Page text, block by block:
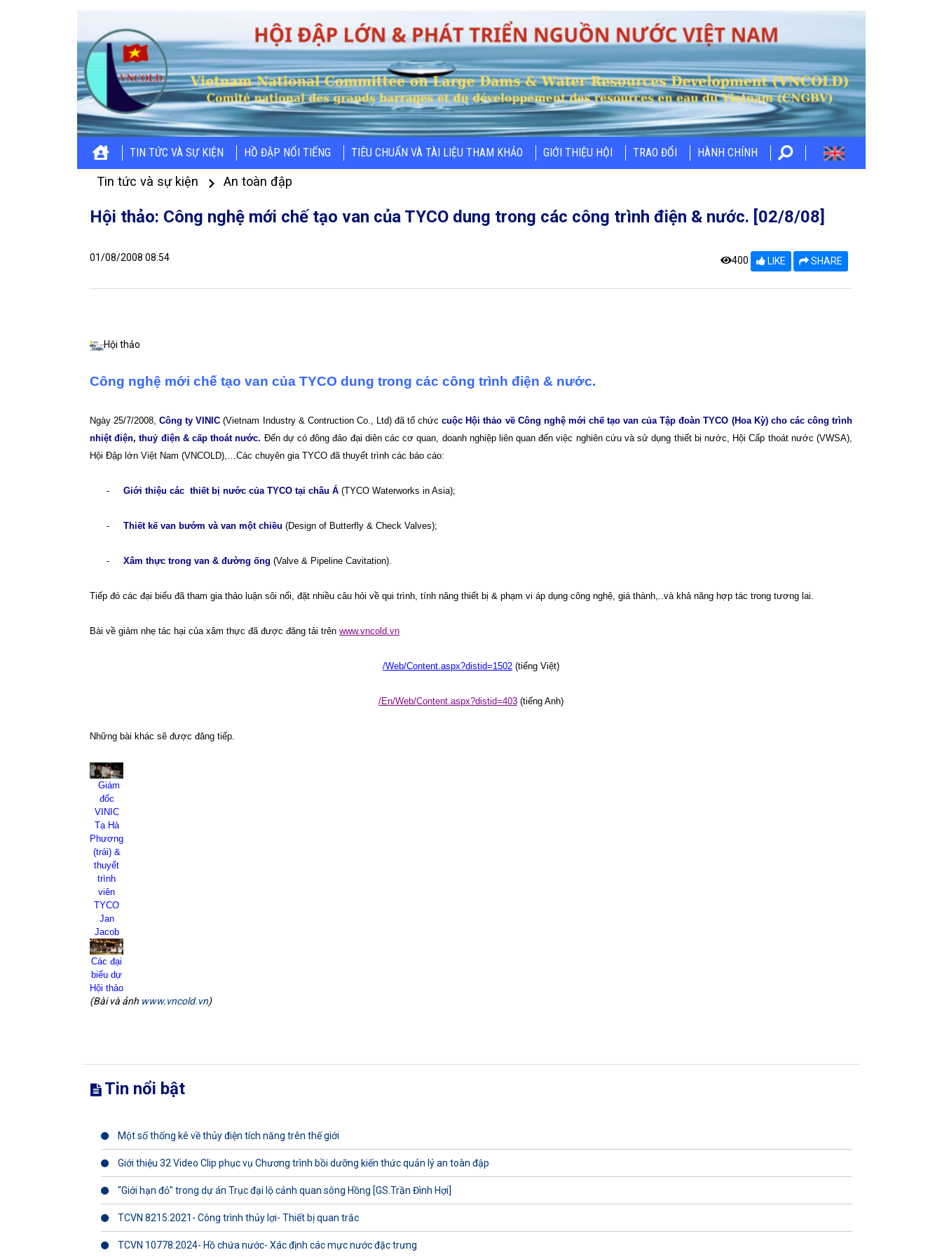
TIN TỨC VÀ SỰ KIỆN HỒ ĐẬP NỔI TIẾNG TIÊU CHUẨN VÀ TÀI LIỆU THAM KHẢO GIỚI THIỆU HỘI TRAO ĐỔI HÀNH CHÍNH
Tin tức và sự kiện An toàn đập
Hội thảo: Công nghệ mới chế tạo van của TYCO dung trong các công trình điện & nước. [02/8/08]
01/08/2008 08:54 400 LIKE SHARE
Hội thảo
Công nghệ mới chế tạo van của TYCO dung trong các công trình điện & nước.
Ngày 25/7/2008,Công ty VINIC (Vietnam Industry & Contruction Co., Ltd) đã tổ chứccuộc Hội thảo về Công nghệ mới chế tạo van của Tập đoàn TYCO (Hoa Kỳ) cho các công trình
nhiệt điện, thuỷ điện & cấp thoát nước. Đến dự có đông đảo đại diên các cơ quan, doanh nghiệp liên quan đến việc nghiên cứu và sử dụng thiết bị nước, Hội Cấp thoát nước (VWSA),
Hội Đập lớn Việt Nam (VNCOLD),…Các chuyên gia TYCO đã thuyết trình các báo cáo:
- Giới thiệu các thiết bị nước của TYCO tại châu Á (TYCO Waterworks in Asia);
- Thiết kế van bướm và van một chiều (Design of Butterfly & Check Valves);
- Xâm thực trong van & đường ống (Valve & Pipeline Cavitation).
Tiếp đó các đại biểu đã tham gia thảo luận sôi nổi, đặt nhiều câu hỏi về qui trình, tính năng thiết bị & phạm vi áp dụng công nghệ, giá thành,..và khả năng hợp tác trong tương lai.
Bài về giảm nhẹ tác hại của xâm thực đã được đăng tải trên www.vncold.vn
/Web/Content.aspx?distid=1502 (tiếng Việt)
/En/Web/Content.aspx?distid=403 (tiếng Anh)
Những bài khác sẽ được đăng tiếp.
Giám
đốc
VINIC
Tạ Hà
Phương
(trái) &
thuyết
trình
viên
TYCO
Jan
Jacob
Các đại
biểu dự
Hội thảo
(Bài và ảnh www.vncold.vn)
Tin nổi bật
Một số thống kê về thủy điện tích năng trên thế giới
Giới thiệu 32 Video Clip phục vụ Chương trình bồi dưỡng kiến thức quản lý an toàn đập
"Giới hạn đỏ" trong dự án Trục đại lộ cảnh quan sông Hồng [GS.Trần Đình Hợi]
TCVN 8215:2021- Công trình thủy lợi- Thiết bị quan trắc
TCVN 10778:2024- Hồ chứa nước- Xác định các mực nước đặc trưng